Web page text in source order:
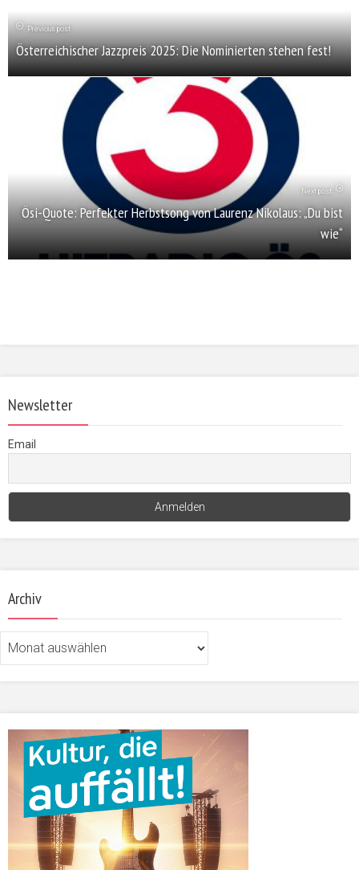
Previous post
Österreichischer Jazzpreis 2025: Die Nominierten stehen fest!
Next post
Ösi-Quote: Perfekter Herbstsong von Laurenz Nikolaus: „Du bist
wie“
Newsletter
Email
Archiv
Archiv